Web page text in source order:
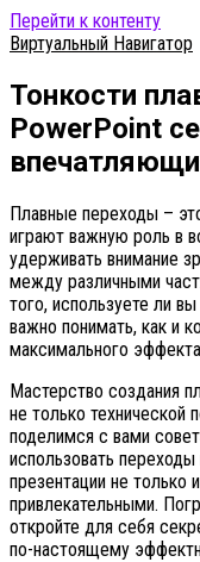
Перейти к контенту
Виртуальный Навигатор
Тонкости
PowerPoint
Плавные переходы –
играют важную роль в
удерживать внимание
между различными
того, используете ли вы
важно понимать, как и
максимального
Мастерство создания
не только технической
поделимся с вами
использовать
презентации не только
привлекательными.
откройте для себя
по-настоящему